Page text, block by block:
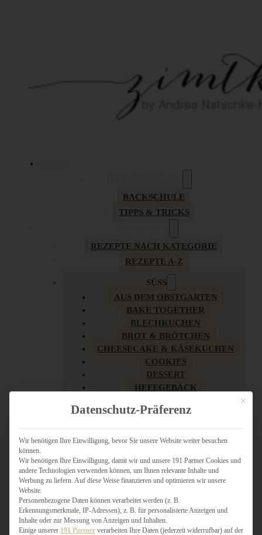
BACKSCHULE
TIPPS & TRICKS
REZEPTE NACH KATEGORIE
REZEPTE A-Z
SÜSS
AUS DEM OBSTGARTEN
BAKE TOGETHER
BLECHKUCHEN
BROT & BRÖTCHEN
CHEESECAKE & KÄSEKUCHEN
COOKIES
DESSERT
HEFEGEBÄCK
KUCHEN
LOW CARB & GESÜNDER
MY AMERICAN BAKERY
SCHOKOLADIGES
SÜSSES HAUPTGERICHT
TÖRTCHEN
VEGAN SÜSS
WEIHNACHTSBÄCKEREI
Mit
Datenschutz-Präferenz
Wir benötigen Ihre Einwilligung, bevor Sie unsere Website weiter besuchen
können.
Wir benötigen Ihre Einwilligung, damit wir und unsere 191 Partner Cookies und
andere Technologien verwenden können, um Ihnen relevante Inhalte und
Werbung zu liefern. Auf diese Weise finanzieren und optimieren wir unsere
Website.
Personenbezogene Daten können verarbeitet werden (z. B.
Erkennungsmerkmale, IP-Adressen), z. B. für personalisierte Anzeigen und
Inhalte oder zur Messung von Anzeigen und Inhalten.
Einige unserer 191 Partner verarbeiten Ihre Daten (jederzeit widerrufbar) auf der